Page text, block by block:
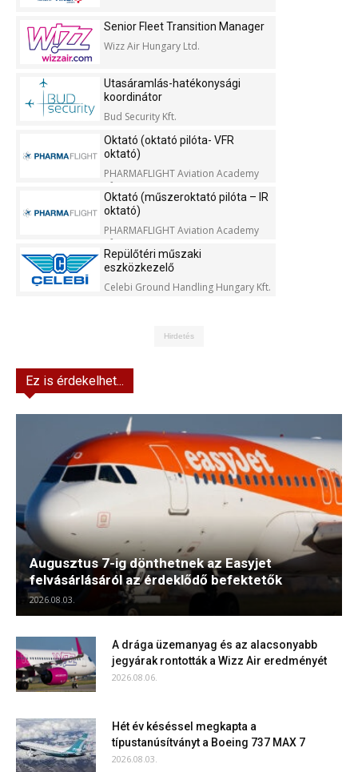
Senior Fleet Transition Manager
Wizz Air Hungary Ltd.
Utasáramlás-hatékonysági
koordinátor
Bud Security Kft.
Oktató (oktató pilóta- VFR
oktató)
PHARMAFLIGHT Aviation Academy
Kft.
Oktató (műszeroktató pilóta – IR
oktató)
PHARMAFLIGHT Aviation Academy
Kft.
Repülőtéri műszaki
eszközkezelő
Celebi Ground Handling Hungary Kft.
Hirdetés
Ez is érdekelhet...
Augusztus 7-ig dönthetnek az Easyjet
felvásárlásáról az érdeklődő befektetők
2026.08.03.
A drága üzemanyag és az alacsonyabb
jegyárak rontották a Wizz Air eredményét
2026.08.06.
Hét év késéssel megkapta a
típustanúsítványt a Boeing 737 MAX 7
2026.08.03.